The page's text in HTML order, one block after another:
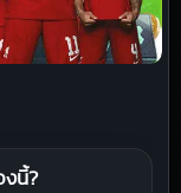
งนี้?